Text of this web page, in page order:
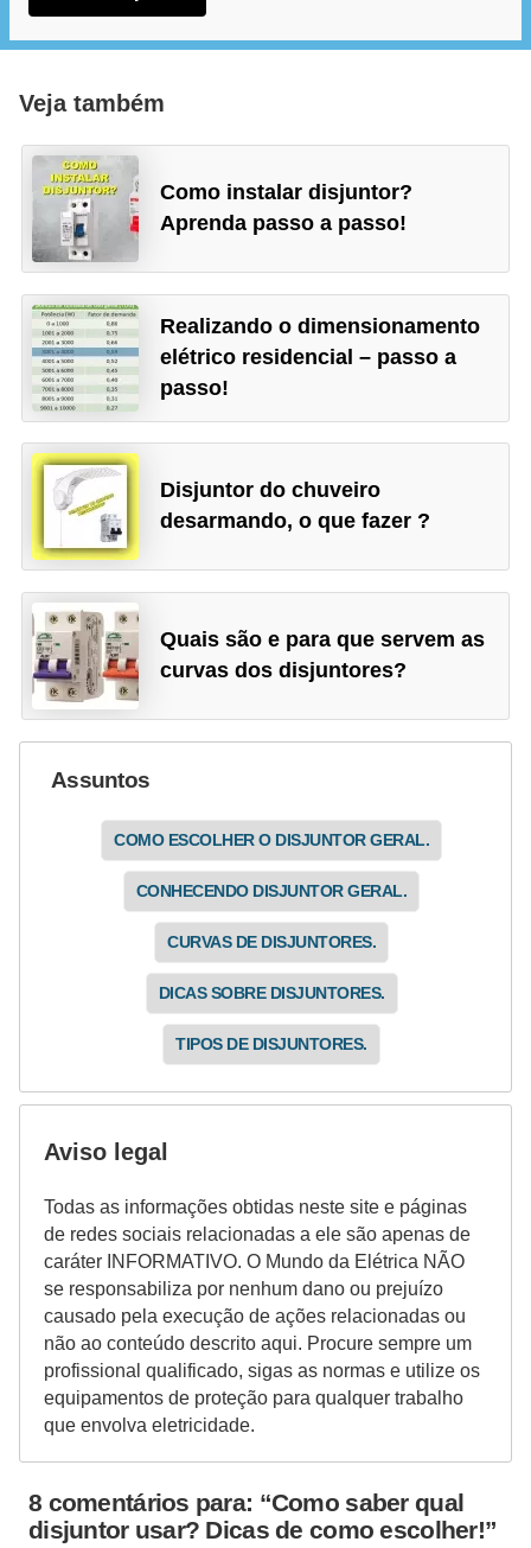
Veja também
Como instalar disjuntor?
Aprenda passo a passo!
Realizando o dimensionamento
elétrico residencial – passo a
passo!
Disjuntor do chuveiro
desarmando, o que fazer ?
Quais são e para que servem as
curvas dos disjuntores?
Assuntos
COMO ESCOLHER O DISJUNTOR GERAL.
CONHECENDO DISJUNTOR GERAL.
CURVAS DE DISJUNTORES.
DICAS SOBRE DISJUNTORES.
TIPOS DE DISJUNTORES.
Aviso legal
Todas as informações obtidas neste site e páginas
de redes sociais relacionadas a ele são apenas de
caráter INFORMATIVO. O Mundo da Elétrica NÃO
se responsabiliza por nenhum dano ou prejuízo
causado pela execução de ações relacionadas ou
não ao conteúdo descrito aqui. Procure sempre um
profissional qualificado, sigas as normas e utilize os
equipamentos de proteção para qualquer trabalho
que envolva eletricidade.
8 comentários para: “Como saber qual
disjuntor usar? Dicas de como escolher!”
u
a
n
ç
e
e
l
e
t
r
i
d
a
d
e